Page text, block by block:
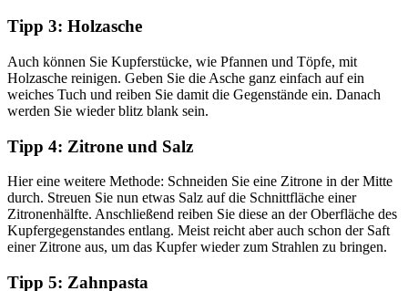
Tipp 3: Holzasche
Auch können Sie Kupferstücke, wie Pfannen und Töpfe, mit
Holzasche reinigen. Geben Sie die Asche ganz einfach auf ein
weiches Tuch und reiben Sie damit die Gegenstände ein. Danach
werden Sie wieder blitz blank sein.
Tipp 4: Zitrone und Salz
Hier eine weitere Methode: Schneiden Sie eine Zitrone in der Mitte
durch. Streuen Sie nun etwas Salz auf die Schnittfläche einer
Zitronenhälfte. Anschließend reiben Sie diese an der Oberfläche des
Kupfergegenstandes entlang. Meist reicht aber auch schon der Saft
einer Zitrone aus, um das Kupfer wieder zum Strahlen zu bringen.
Tipp 5: Zahnpasta